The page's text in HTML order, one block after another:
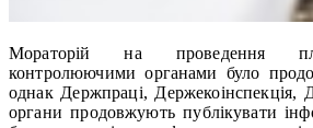
Мораторій на проведення
контролюючими органами було
однак Держпраці, Держекоінспекція,
органи продовжують публікувати